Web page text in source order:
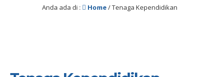
Anda ada di : Home/Tenaga Kependidikan